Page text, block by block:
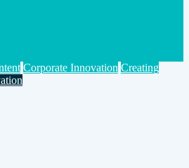
Corporate Innovation Creating